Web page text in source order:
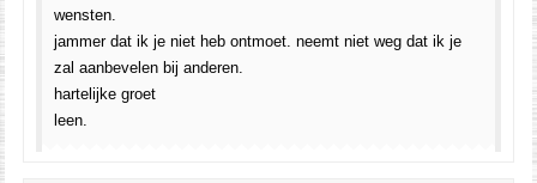
wensten.
jammer dat ik je niet heb ontmoet. neemt niet weg dat ik je
zal aanbevelen bij anderen.
hartelijke groet
leen.